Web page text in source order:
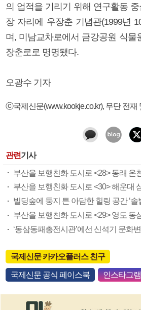
의 업적을 기리기 위해 연구활동
장 자리에 우장춘 기념관(1999년
며, 미남교차로에서 금강공원 식물
장춘로로 명명됐다.
오광수 기자
ⓒ국제신문(www.kookje.co.kr), 무단 전재
관련기사
부산을 보행친화 도시로 <28> 동래 온
부산을 보행친화 도시로 <30> 해운대
빌딩숲에 둥지 튼 아담한 힐링 공간 ‘솔
부산을 보행친화 도시로 <29> 영도 동
‘동삼동패총전시관’에선 신석기 문화
국제신문 카카오플러스 친구
국제신문 공식 페이스북 인스타그램